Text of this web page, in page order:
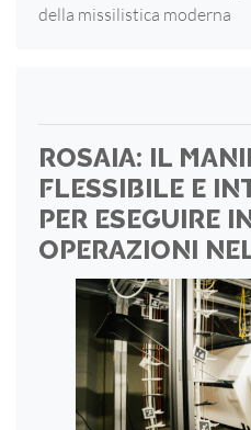
della missilistica moderna
ROSAIA: IL
FLESSIBILE E
PER ESEGUIRE
OPERAZIONI